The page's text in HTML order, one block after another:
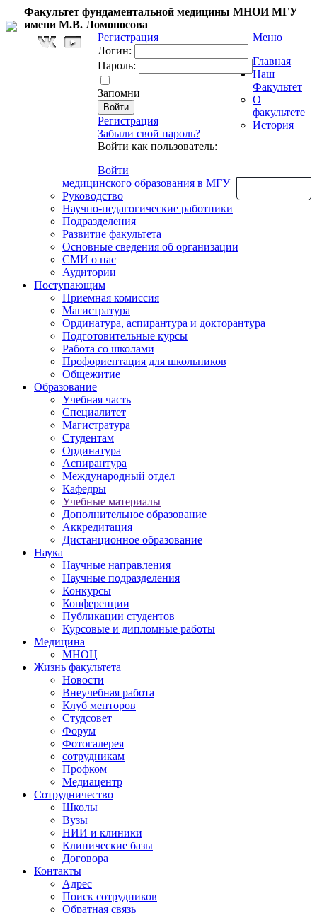
Факультет фундаментальной медицины МНОИ МГУ
имени М.В. Ломоносова
Регистрация
Логин:
Пароль:
Запомни
Регистрация
Забыли свой пароль?
Войти как пользователь:
Войти
Меню
Главная
Наш
Факультет
О
факультете
История
медицинского образования в МГУ
Руководство
Научно-педагогические работники
Подразделения
Развитие факультета
Основные сведения об организации
СМИ о нас
Аудитории
Поступающим
Приемная комиссия
Магистратура
Ординатура, аспирантура и докторантура
Подготовительные курсы
Работа со школами
Профориентация для школьников
Общежитие
Образование
Учебная часть
Специалитет
Магистратура
Студентам
Ординатура
Аспирантура
Международный отдел
Кафедры
Учебные материалы
Дополнительное образование
Аккредитация
Дистанционное образование
Наука
Научные направления
Научные подразделения
Конкурсы
Конференции
Публикации студентов
Курсовые и дипломные работы
Медицина
МНОЦ
Жизнь факультета
Новости
Внеучебная работа
Клуб менторов
Студсовет
Форум
Фотогалерея
сотрудникам
Профком
Медиацентр
Сотрудничество
Школы
Вузы
НИИ и клиники
Клинические базы
Договора
Контакты
Адрес
Поиск сотрудников
Обратная связь